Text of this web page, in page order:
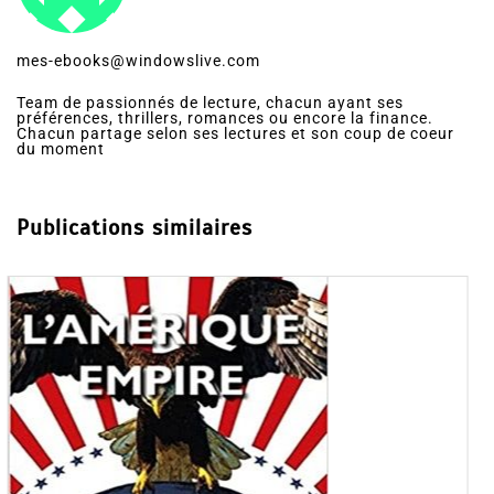
mes-ebooks@windowslive.com
Team de passionnés de lecture, chacun ayant ses
préférences, thrillers, romances ou encore la finance.
Chacun partage selon ses lectures et son coup de coeur
du moment
Publications similaires